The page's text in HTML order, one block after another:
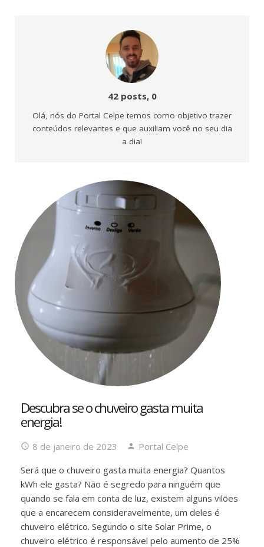
42 posts, 0Comentário
Olá, nós do Portal Celpe temos como objetivo trazer
conteúdos relevantes e que auxiliam você no seu dia
a dia!
Descubra se o chuveiro gasta muita
energia!
8 de janeiro de 2023
Portal Celpe
Será que o chuveiro gasta muita energia? Quantos
kWh ele gasta? Não é segredo para ninguém que
quando se fala em conta de luz, existem alguns vilões
que a encarecem consideravelmente, um deles é
chuveiro elétrico. Segundo o site Solar Prime, o
chuveiro elétrico é responsável pelo aumento de 25%